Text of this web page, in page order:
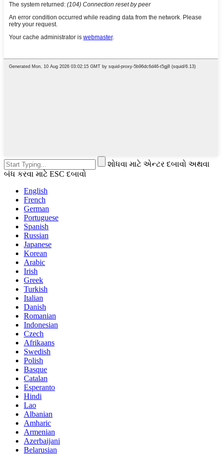
શોધવા માટે એન્ટર દબાવો અથવા
બંધ કરવા માટે ESC દબાવો
English
French
German
Portuguese
Spanish
Russian
Japanese
Korean
Arabic
Irish
Greek
Turkish
Italian
Danish
Romanian
Indonesian
Czech
Afrikaans
Swedish
Polish
Basque
Catalan
Esperanto
Hindi
Lao
Albanian
Amharic
Armenian
Azerbaijani
Belarusian